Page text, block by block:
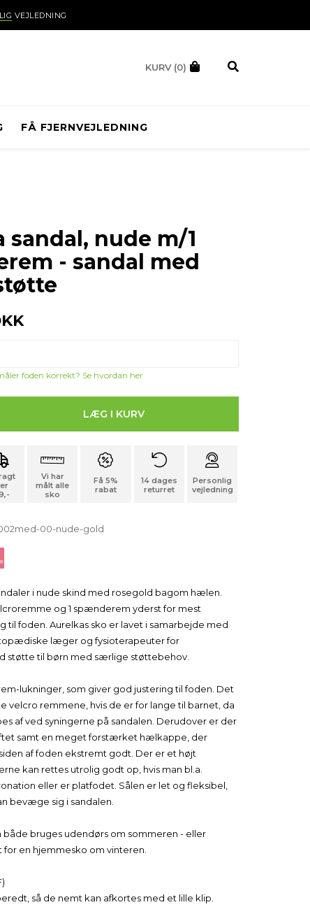
VEJLEDNING
KURV (0)
FÅ FJERNVEJLEDNING
sandal, nude m/1
- sandal med
foden korrekt? Se hvordan her
Vi har
målt alle
sko
Få 5%
rabat
14 dages
returret
Personlig
vejledning
00-nude-gold
i nude skind med rosegold bagom hælen.
og 1 spænderem yderst for mest
til foden. Aurelkas sko er lavet i samarbejde med
læger og fysioterapeuter for
støtte til børn med særlige støttebehov.
lukninger, som giver god justering til foden. Det
velcro remmene, hvis de er for lange til barnet, da
af ved syningerne på sandalen. Derudover er der
samt en meget forstærket hælkappe, der
af foden ekstremt godt. Der er et højt
kan rettes utrolig godt op, hvis man bl.a.
eller er platfodet. Sålen er let og fleksibel,
bevæge sig i sandalen.
både bruges udendørs om sommeren - eller
for en hjemmesko om vinteren.
så de nemt kan afkortes med et lille klip.